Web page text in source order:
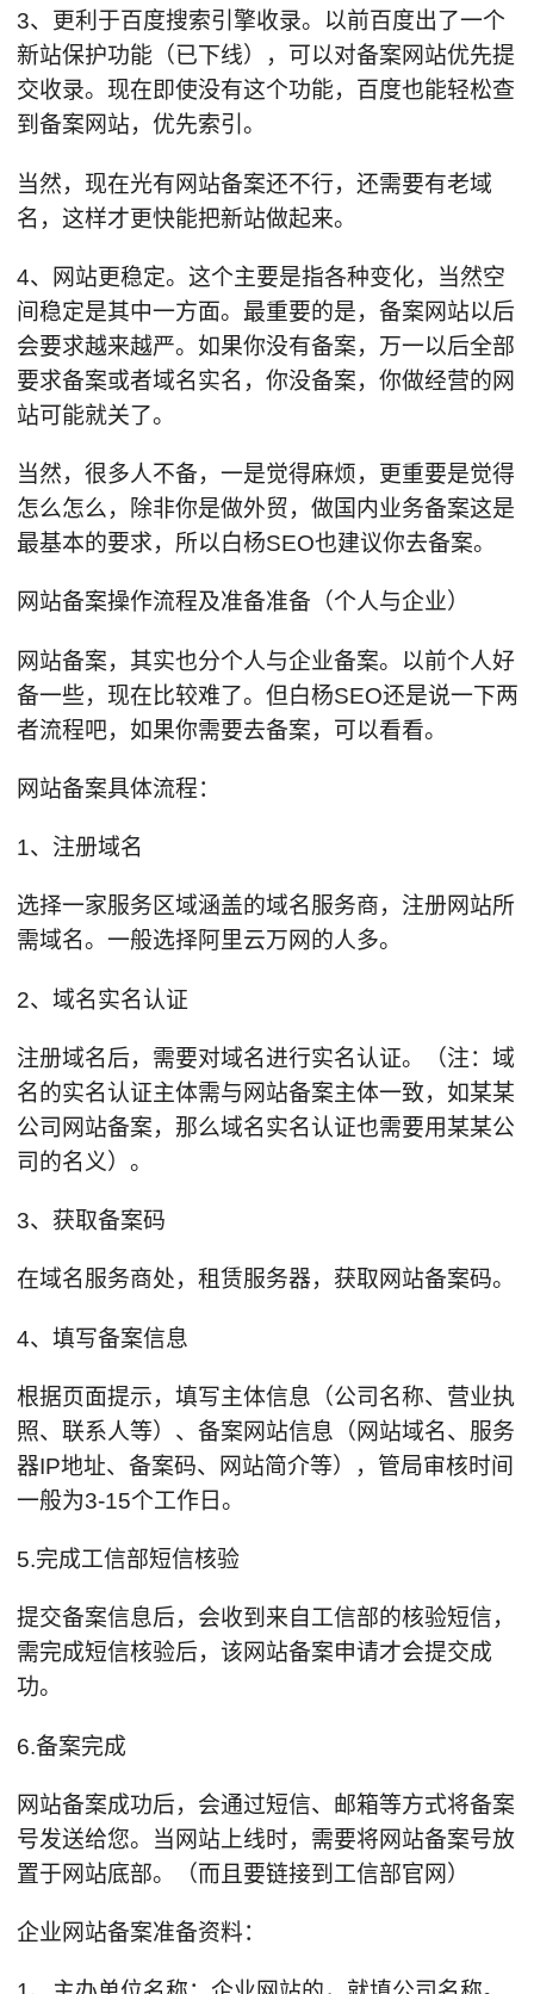
3、更利于百度搜索引擎收录。以前百度出了一个
新站保护功能（已下线），可以对备案网站优先提
交收录。现在即使没有这个功能，百度也能轻松查
到备案网站，优先索引。
当然，现在光有网站备案还不行，还需要有老域
名，这样才更快能把新站做起来。
4、网站更稳定。这个主要是指各种变化，当然空
间稳定是其中一方面。最重要的是，备案网站以后
会要求越来越严。如果你没有备案，万一以后全部
要求备案或者域名实名，你没备案，你做经营的网
站可能就关了。
当然，很多人不备，一是觉得麻烦，更重要是觉得
怎么怎么，除非你是做外贸，做国内业务备案这是
最基本的要求，所以白杨SEO也建议你去备案。
网站备案操作流程及准备准备（个人与企业）
网站备案，其实也分个人与企业备案。以前个人好
备一些，现在比较难了。但白杨SEO还是说一下两
者流程吧，如果你需要去备案，可以看看。
网站备案具体流程：
1、注册域名
选择一家服务区域涵盖的域名服务商，注册网站所
需域名。一般选择阿里云万网的人多。
2、域名实名认证
注册域名后，需要对域名进行实名认证。（注：域
名的实名认证主体需与网站备案主体一致，如某某
公司网站备案，那么域名实名认证也需要用某某公
司的名义）。
3、获取备案码
在域名服务商处，租赁服务器，获取网站备案码。
4、填写备案信息
根据页面提示，填写主体信息（公司名称、营业执
照、联系人等）、备案网站信息（网站域名、服务
器IP地址、备案码、网站简介等），管局审核时间
一般为3-15个工作日。
5.完成工信部短信核验
提交备案信息后，会收到来自工信部的核验短信，
需完成短信核验后，该网站备案申请才会提交成
功。
6.备案完成
网站备案成功后，会通过短信、邮箱等方式将备案
号发送给您。当网站上线时，需要将网站备案号放
置于网站底部。（而且要链接到工信部官网）
企业网站备案准备资料：